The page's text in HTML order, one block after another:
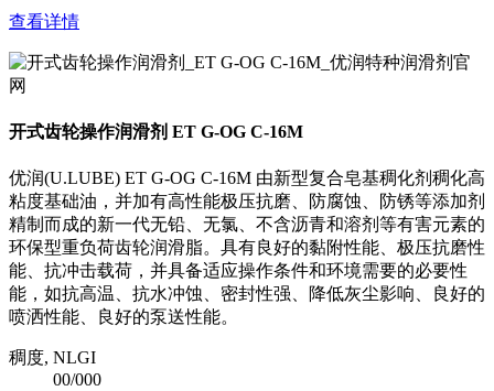
查看详情
开式齿轮操作润滑剂 ET G-OG C-16M
优润(U.LUBE) ET G-OG C-16M 由新型复合皂基稠化剂稠化高
粘度基础油，并加有高性能极压抗磨、防腐蚀、防锈等添加剂
精制而成的新一代无铅、无氯、不含沥青和溶剂等有害元素的
环保型重负荷齿轮润滑脂。具有良好的黏附性能、极压抗磨性
能、抗冲击载荷，并具备适应操作条件和环境需要的必要性
能，如抗高温、抗水冲蚀、密封性强、降低灰尘影响、良好的
喷洒性能、良好的泵送性能。
稠度, NLGI
00/000